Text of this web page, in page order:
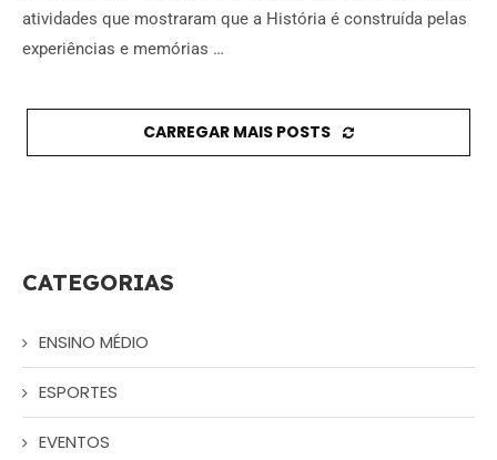
atividades que mostraram que a História é construída pelas
experiências e memórias …
CARREGAR MAIS POSTS
CATEGORIAS
ENSINO MÉDIO
ESPORTES
EVENTOS